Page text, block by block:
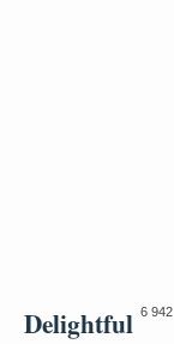
Delightful 6 942